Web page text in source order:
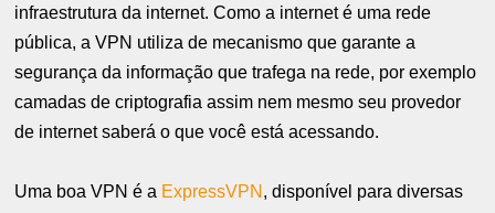
infraestrutura da internet. Como a internet é uma rede
pública, a VPN utiliza de mecanismo que garante a
segurança da informação que trafega na rede, por exemplo
camadas de criptografia assim nem mesmo seu provedor
de internet saberá o que você está acessando.
Uma boa VPN é a ExpressVPN , disponível para diversas